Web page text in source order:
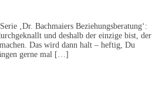
‚Dr. Bachmaiers Beziehungsberatung‘:
und deshalb der einzige bist, der
Das wird dann halt – heftig, Du
gerne mal […]